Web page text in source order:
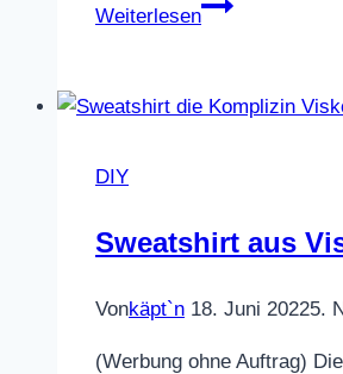
Weiterlesen
DIY
Sweatshirt aus
Vonkäpt`n 18. Juni 20225.
(Werbung ohne Auftrag)